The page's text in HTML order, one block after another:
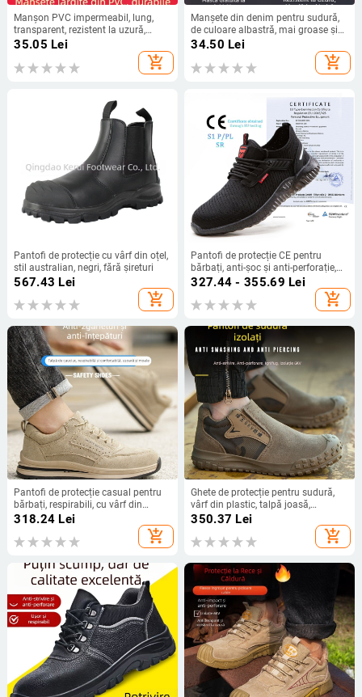
Manșon PVC impermeabil, lung,
transparent, rezistent la uzură,
pentru bucătărie și restaurant
35.05 Lei
add_shopping_cart
Manșete din denim pentru sudură,
de culoare albastră, mai groase și
mai lungi, rezistente la uzură, la ulei
și la murdărie, pentru lucrări de
sudură.
34.50 Lei
add_shopping_cart
Pantofi de protecție cu vârf din oțel,
stil australian, negri, fără șireturi
567.43 Lei
add_shopping_cart
Pantofi de protecție CE pentru
bărbați, anti-șoc și anti-perforație,
talpă din cauciuc, casual, patru
327.44 - 355.69 Lei
add_shopping_cart
Pantofi de protecție casual pentru
bărbați, respirabili, cu vârf din
plastic și protecție Kevlar, rezistenți
la impact și perforare, ușori și
durabili
318.24 Lei
add_shopping_cart
Ghete de protecție pentru sudură,
vârf din plastic, talpă joasă,
rezistente la foc, anti-arzuri,
perforație, rezistente la ulei și la
350.37 Lei
add_shopping_cart